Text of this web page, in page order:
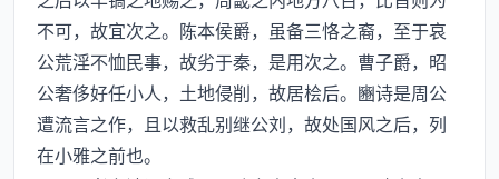
不可，故宜次之。陈本侯爵，虽备三恪之裔，至于哀
公荒淫不恤民事，故劣于秦，是用次之。曹子爵，昭
公奢侈好任小人，土地侵削，故居桧后。豳诗是周公
遭流言之作，且以救乱别继公刘，故处国风之后，列
在小雅之前也。